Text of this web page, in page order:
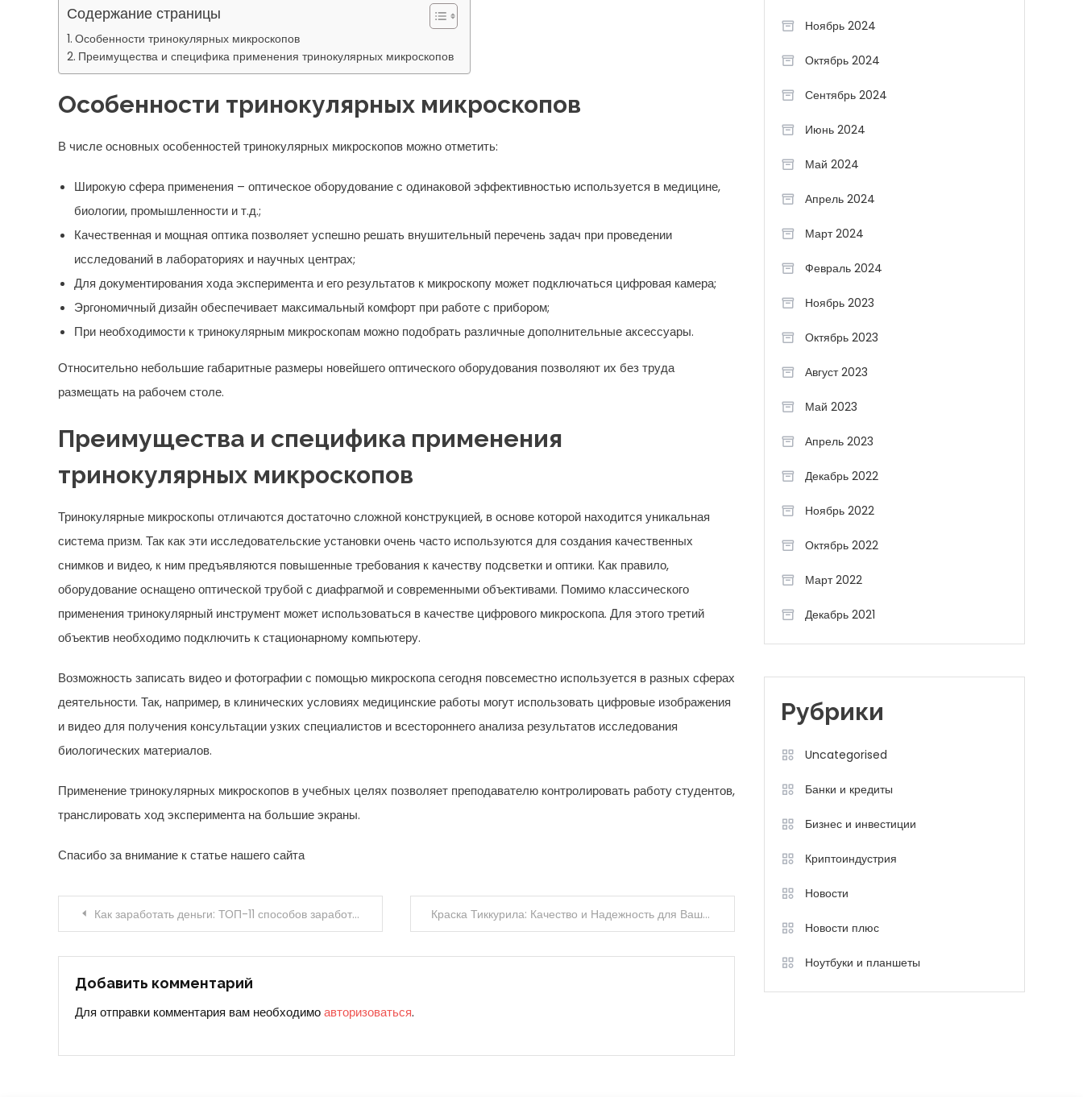
Содержание страницы
Особенности тринокулярных микроскопов
Преимущества и специфика применения тринокулярных микроскопов
Особенности тринокулярных микроскопов
В числе основных особенностей тринокулярных микроскопов можно отметить:
Широкую сфера применения – оптическое оборудование с одинаковой эффективностью используется в медицине,
биологии, промышленности и т.д.;
Качественная и мощная оптика позволяет успешно решать внушительный перечень задач при проведении
исследований в лабораториях и научных центрах;
Для документирования хода эксперимента и его результатов к микроскопу может подключаться цифровая камера;
Эргономичный дизайн обеспечивает максимальный комфорт при работе с прибором;
При необходимости к тринокулярным микроскопам можно подобрать различные дополнительные аксессуары.
Относительно небольшие габаритные размеры новейшего оптического оборудования позволяют их без труда
размещать на рабочем столе.
Преимущества и специфика применения
тринокулярных микроскопов
Тринокулярные микроскопы отличаются достаточно сложной конструкцией, в основе которой находится уникальная
система призм. Так как эти исследовательские установки очень часто используются для создания качественных
снимков и видео, к ним предъявляются повышенные требования к качеству подсветки и оптики. Как правило,
оборудование оснащено оптической трубой с диафрагмой и современными объективами. Помимо классического
применения тринокулярный инструмент может использоваться в качестве цифрового микроскопа. Для этого третий
объектив необходимо подключить к стационарному компьютеру.
Возможность записать видео и фотографии с помощью микроскопа сегодня повсеместно используется в разных сферах
деятельности. Так, например, в клинических условиях медицинские работы могут использовать цифровые изображения
и видео для получения консультации узких специалистов и всестороннего анализа результатов исследования
биологических материалов.
Применение тринокулярных микроскопов в учебных целях позволяет преподавателю контролировать работу студентов,
транслировать ход эксперимента на большие экраны.
Спасибо за внимание к статье нашего сайта
Навигация
по
записям
Как заработать деньги: ТОП-11 способов заработка денег, о которых умалчивают + Бонус: мысли, способные повернуть вашу жизнь на 360 градусов! Краска Тиккурила: Качество и Надежность для Вашего Дома
Добавить комментарий
Для отправки комментария вам необходимоавторизоваться.
Ноябрь 2024
Октябрь 2024
Сентябрь 2024
Июнь 2024
Май 2024
Апрель 2024
Март 2024
Февраль 2024
Ноябрь 2023
Октябрь 2023
Август 2023
Май 2023
Апрель 2023
Декабрь 2022
Ноябрь 2022
Октябрь 2022
Март 2022
Декабрь 2021
Рубрики
Uncategorised
Банки и кредиты
Бизнес и инвестиции
Криптоиндустрия
Новости
Новости плюс
Ноутбуки и планшеты